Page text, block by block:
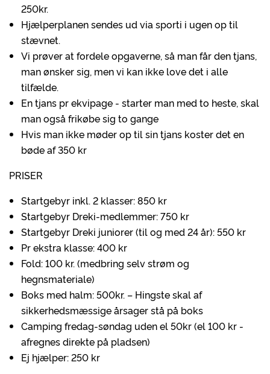
250kr.
Hjælperplanen sendes ud via sporti i ugen op til
stævnet.
Vi prøver at fordele opgaverne, så man får den tjans,
man ønsker sig, men vi kan ikke love det i alle
tilfælde.
En tjans pr ekvipage - starter man med to heste, skal
man også frikøbe sig to gange
Hvis man ikke møder op til sin tjans koster det en
bøde af 350 kr
PRISER
Startgebyr inkl. 2 klasser: 850 kr
Startgebyr Dreki-medlemmer: 750 kr
Startgebyr Dreki juniorer (til og med 24 år): 550 kr
Pr ekstra klasse: 400 kr
Fold: 100 kr. (medbring selv strøm og
hegnsmateriale)
Boks med halm: 500kr. – Hingste skal af
sikkerhedsmæssige årsager stå på boks
Camping fredag-søndag uden el 50kr (el 100 kr -
afregnes direkte på pladsen)
Ej hjælper: 250 kr